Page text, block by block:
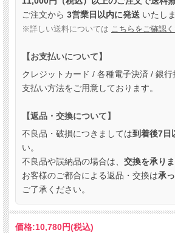
ご注文から 3営業日以内に発送 いたしま
※詳しい送料については こちらをご確認
【お支払いについて】
クレジットカード / 各種電子決済 / 銀
支払い方法をご用意しております。
【返品・交換について】
不良品・破損につきましては到着後7日
い。
不良品や誤納品の場合は、 交換を承りま
お客様のご都合による返品・交換は承
ご了承ください。
価格:10,780円(税込)